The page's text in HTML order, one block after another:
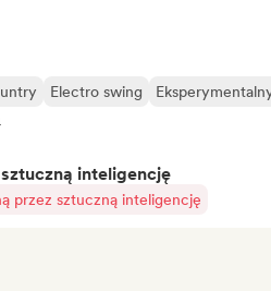
Electro swing
inteligencję
przez sztuczną inteligencję